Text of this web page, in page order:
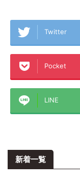
Twitter
Pocket
LINE
新着一覧